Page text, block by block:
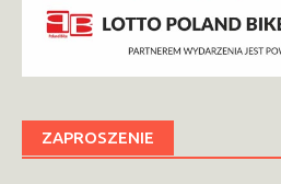
ZAPROSZENIE